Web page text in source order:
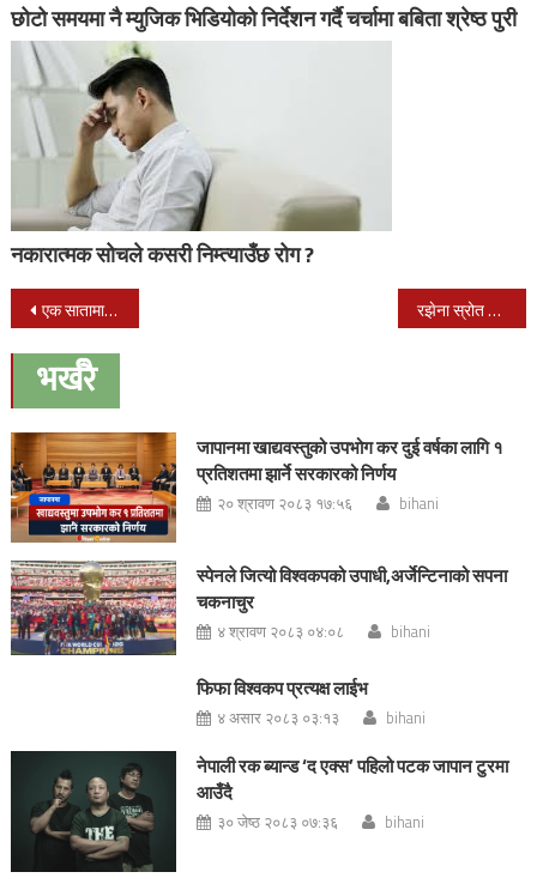
छोटो समयमा नै म्युजिक भिडियोको निर्देशन गर्दै चर्चामा बबिता श्रेष्ठ पुरी
नकारात्मक सोचले कसरी निम्त्याउँछ रोग ?
Post
navigation
एक सातामा नेपालले पहिलो सिइओ अफ दि इयर पाउने रझेना स्रोत केन्द्रमा अतिरिक्त क्रियाकलाप सम्पन्न
भर्खरै
जापानमा खाद्यवस्तुको उपभोग कर दुई वर्षका लागि १
प्रतिशतमा झार्ने सरकारको निर्णय
२० श्रावण २०८३ १७:५६ bihani
स्पेनले जित्यो विश्वकपको उपाधी,अर्जेन्टिनाको सपना
चकनाचुर
४ श्रावण २०८३ ०४:०८ bihani
फिफा विश्वकप प्रत्यक्ष लाईभ
४ असार २०८३ ०३:१३ bihani
नेपाली रक ब्यान्ड ‘द एक्स’ पहिलो पटक जापान टुरमा
आउँदै
३० जेष्ठ २०८३ ०७:३६ bihani